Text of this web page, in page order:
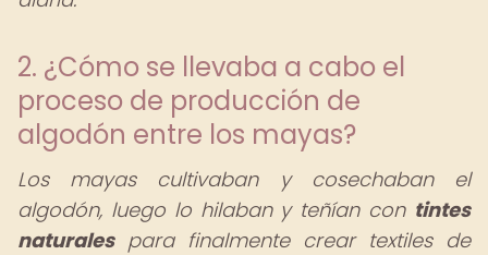
2. ¿Cómo se llevaba a cabo el
proceso de producción de
algodón entre los mayas?
Los mayas cultivaban y cosechaban el
algodón, luego lo hilaban y teñían con tintes
naturalespara finalmente crear textiles de